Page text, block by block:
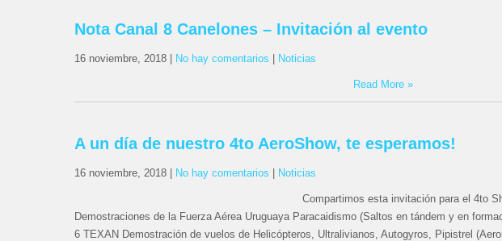
Nota Canal 8 Canelones – Invitación al evento
16 noviembre, 2018 No hay comentarios Noticias
Read More »
A un día de nuestro 4to AeroShow, te esperamos!
16 noviembre, 2018 No hay comentarios Noticias
Compartimos esta invitación para el 4to
Demostraciones de la Fuerza Aérea Uruguaya Paracaidismo (Saltos en tándem y en
6 TEXAN Demostración de vuelos de Helicópteros, Ultralivianos, Autogyros, Pipistrel